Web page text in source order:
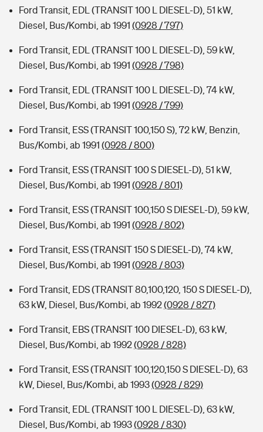
Ford Transit, EDL (TRANSIT 100 L DIESEL-D), 51 kW,
Diesel, Bus/Kombi, ab 1991 (0928 / 797)
Ford Transit, EDL (TRANSIT 100 L DIESEL-D), 59 kW,
Diesel, Bus/Kombi, ab 1991 (0928 / 798)
Ford Transit, EDL (TRANSIT 100 L DIESEL-D), 74 kW,
Diesel, Bus/Kombi, ab 1991 (0928 / 799)
Ford Transit, ESS (TRANSIT 100,150 S), 72 kW, Benzin,
Bus/Kombi, ab 1991 (0928 / 800)
Ford Transit, ESS (TRANSIT 100 S DIESEL-D), 51 kW,
Diesel, Bus/Kombi, ab 1991 (0928 / 801)
Ford Transit, ESS (TRANSIT 100,150 S DIESEL-D), 59 kW,
Diesel, Bus/Kombi, ab 1991 (0928 / 802)
Ford Transit, ESS (TRANSIT 150 S DIESEL-D), 74 kW,
Diesel, Bus/Kombi, ab 1991 (0928 / 803)
Ford Transit, EDS (TRANSIT 80,100,120, 150 S DIESEL-D),
63 kW, Diesel, Bus/Kombi, ab 1992(0928 / 827)
Ford Transit, EBS (TRANSIT 100 DIESEL-D), 63 kW,
Diesel, Bus/Kombi, ab 1992(0928 / 828)
Ford Transit, ESS (TRANSIT 100,120,150 S DIESEL-D), 63
kW, Diesel, Bus/Kombi, ab 1993(0928 / 829)
Ford Transit, EDL (TRANSIT 100 L DIESEL-D), 63 kW,
Diesel, Bus/Kombi, ab 1993(0928 / 830)